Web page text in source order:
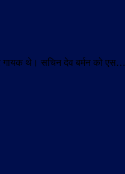
गायक थे। सचिन देव बर्मन को एस…